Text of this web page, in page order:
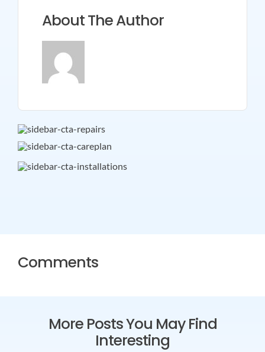
About The Author
Comments
More Posts You May Find
Interesting